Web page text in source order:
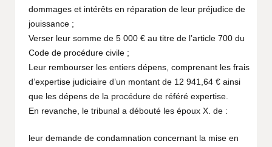
dommages et intérêts en réparation de leur préjudice de
jouissance ;
Verser leur somme de 5 000 € au titre de l’article 700 du
Code de procédure civile ;
Leur rembourser les entiers dépens, comprenant les frais
d’expertise judiciaire d’un montant de 12 941,64 € ainsi
que les dépens de la procédure de référé expertise.
En revanche, le tribunal a débouté les époux X. de :
leur demande de condamnation concernant la mise en